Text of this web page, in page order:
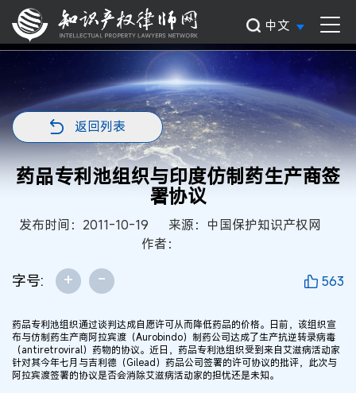
中文
返回列表
药品专利池组织与印度仿制药生产商签
署协议
发布时间：2011-10-19
来源：中国保护知识产权网
作者：
字号: + - 563
药品专利池组织通过谈判达成自愿许可从而降低药品的价格。日前，该组织宣
布与仿制药生产商阿拉宾渡（Aurobindo）制药公司达成了生产抗逆转录病毒
（antiretroviral）药物的协议。近日，药品专利池组织受到来自艾滋病活动家
针对其今年七月与吉利德（Gilead）药品公司签署的许可协议的批评，此次与
阿拉宾渡签署的协议是否会消除艾滋病活动家的担忧还是未知。